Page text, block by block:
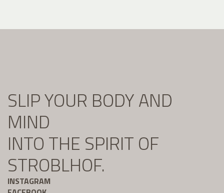
SLIP YOUR BODY AND
MIND
INTO THE SPIRIT OF
STROBLHOF.
INSTAGRAM